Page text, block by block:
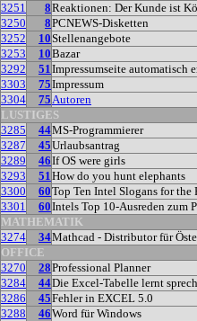
3251
8Reaktionen: Der Kunde ist
3250
8PCNEWS-Disketten
3252
10Stellenangebote
3253
10Bazar
3292
51Impressumseite automatisch
3303
75Impressum
3304
75Autoren
LUSTIGES
3285
44MS-Programmierer
3287
45Urlaubsantrag
3289
46If OS were girls
3293
51How do you hunt elephants
3300
60Top Ten Intel Slogans for the
3301
60Intels Top 10-Ausreden zum
MATHEMATIK
3274
34Mathcad - Distributor für
OFFICE
3270
28Professional Planner
3284
44Die Excel-Tabelle lernt
3286
45Fehler in EXCEL 5.0
3288
46Word für Windows